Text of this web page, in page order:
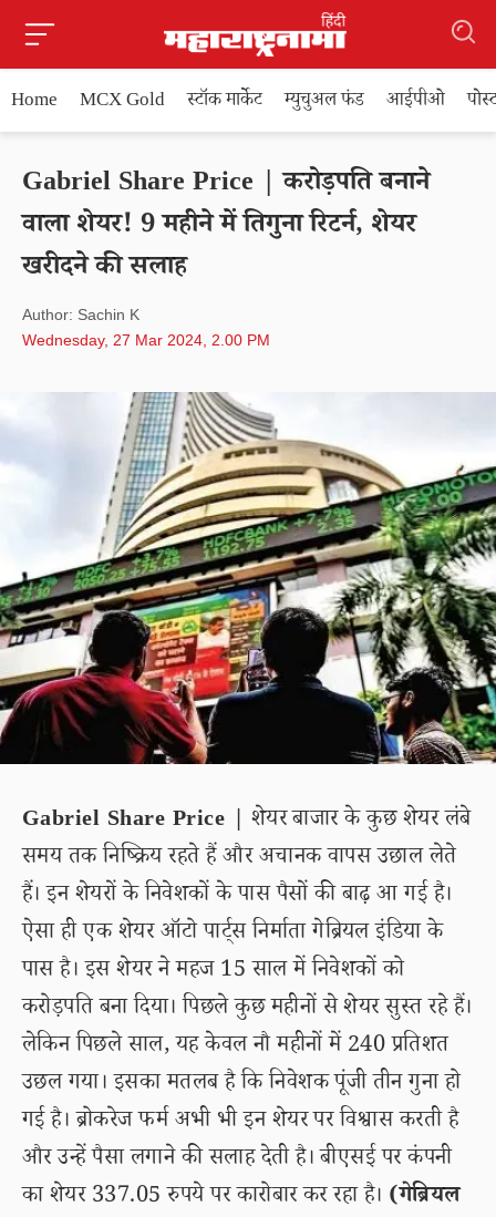
Home MCX Gold स्टॉक मार्केट म्युचुअल फंड आईपीओ
Gabriel Share Price | करोड़पति बनाने
वाला शेयर! 9 महीने में तिगुना रिटर्न, शेयर
खरीदने की सलाह
Author: Sachin K
Wednesday, 27 Mar 2024, 2.00 PM
Gabriel Share Price | शेयर बाजार के कुछ शेयर लंबे
समय तक निष्क्रिय रहते हैं और अचानक वापस उछाल लेते
हैं। इन शेयरों के निवेशकों के पास पैसों की बाढ़ आ गई है।
ऐसा ही एक शेयर ऑटो पार्ट्स निर्माता गेब्रियल इंडिया के
पास है। इस शेयर ने महज 15 साल में निवेशकों को
करोड़पति बना दिया। पिछले कुछ महीनों से शेयर सुस्त रहे हैं।
लेकिन पिछले साल, यह केवल नौ महीनों में 240 प्रतिशत
उछल गया। इसका मतलब है कि निवेशक पूंजी तीन गुना हो
गई है। ब्रोकरेज फर्म अभी भी इन शेयर पर विश्वास करती है
और उन्हें पैसा लगाने की सलाह देती है। बीएसई पर कंपनी
का शेयर 337.05 रुपये पर कारोबार कर रहा है। (गेब्रियल